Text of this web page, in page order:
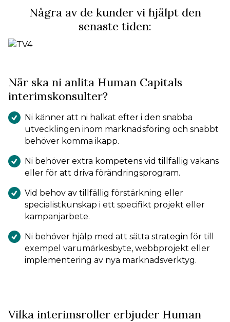
Några av de kunder vi hjälpt den
senaste tiden:
TV4
När ska ni anlita Human Capitals
interimskonsulter?
Ni känner att ni halkat efter i den snabba
utvecklingen inom marknadsföring och snabbt
behöver komma ikapp.
Ni behöver extra kompetens vid tillfällig vakans
eller för att driva förändringsprogram.
Vid behov av tillfällig förstärkning eller
specialistkunskap i ett specifikt projekt eller
kampanjarbete.
Ni behöver hjälp med att sätta strategin för till
exempel varumärkesbyte, webbprojekt eller
implementering av nya marknadsverktyg.
Vilka interimsroller erbjuder Human